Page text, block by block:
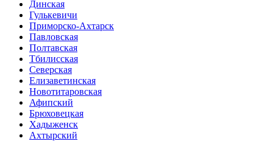
Динская
Гулькевичи
Приморско-Ахтарск
Павловская
Полтавская
Тбилисская
Северская
Елизаветинская
Новотитаровская
Афипский
Брюховецкая
Хадыженск
Ахтырский